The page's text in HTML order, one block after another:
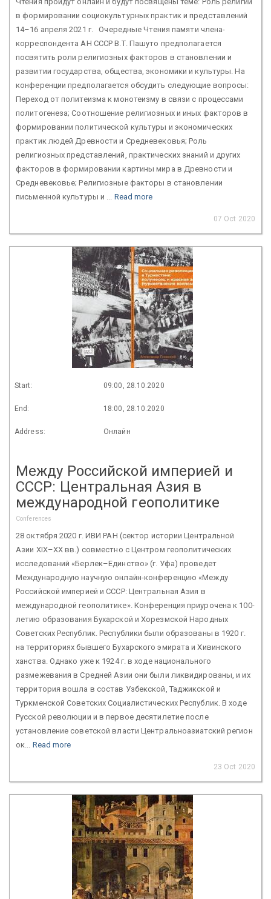
в формировании социокультурных практик и представлений
14–16 апреля 2021 г. Очередные Чтения памяти члена-
корреспондента АН СССР В.Т. Пашуто предполагается
посвятить роли религиозных факторов в становлении и
развитии государства, общества, экономики и культуры. На
конференции предполагается обсудить следующие вопросы:
Переход от политеизма к монотеизму в связи с процессами
политогенеза; Соотношение религиозных и иных факторов в
формировании политической культуры и экономических
практик людей Древности и Средневековья; Роль
религиозных представлений, практических знаний и других
факторов в формировании картины мира в Древности и
Средневековье; Религиозные факторы в становлении
письменной культуры и ... Read more
07 Oct 2020
Start: 09:00, 28.10.2020
End: 18:00, 28.10.2020
Address: Онлайн
Между Российской империей и
СССР: Центральная Азия в
международной геополитике
Conferences
28 октября 2020 г. ИВИ РАН (сектор истории Центральной
Азии XIX–XX вв.) совместно с Центром геополитических
исследований «Берлек–Единство» (г. Уфа) проведет
Международную научную онлайн-конференцию «Между
Российской империей и СССР: Центральная Азия в
международной геополитике». Конференция приурочена к 100-
летию образования Бухарской и Хорезмской Народных
Советских Республик. Республики были образованы в 1920 г.
на территориях бывшего Бухарского эмирата и Хивинского
ханства. Однако уже к 1924 г. в ходе национального
размежевания в Средней Азии они были ликвидированы, и их
территория вошла в состав Узбекской, Таджикской и
Туркменской Советских Социалистических Республик. В ходе
Русской революции и в первое десятилетие после
установление советской власти Центральноазиатский регион
ок... Read more
23 Oct 2020